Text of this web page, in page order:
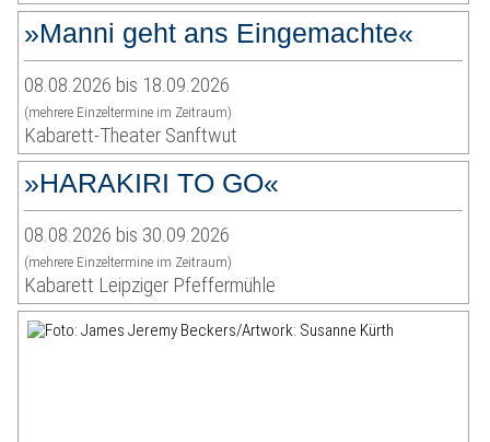
»Manni geht ans Eingemachte«
08.08.2026 bis 18.09.2026
(mehrere Einzeltermine im Zeitraum)
Kabarett-Theater Sanftwut
»HARAKIRI TO GO«
08.08.2026 bis 30.09.2026
(mehrere Einzeltermine im Zeitraum)
Kabarett Leipziger Pfeffermühle